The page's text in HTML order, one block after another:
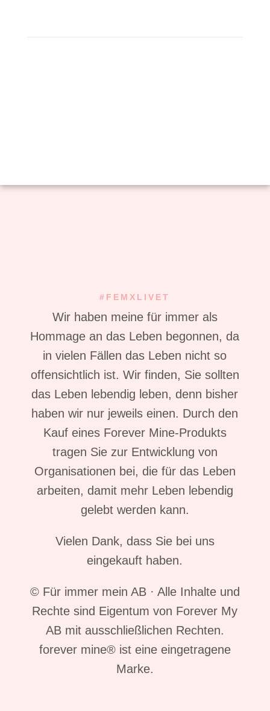
#FEMXLIVET
Wir haben meine für immer als
Hommage an das Leben begonnen, da
in vielen Fällen das Leben nicht so
offensichtlich ist. Wir finden, Sie sollten
das Leben lebendig leben, denn bisher
haben wir nur jeweils einen. Durch den
Kauf eines Forever Mine-Produkts
tragen Sie zur Entwicklung von
Organisationen bei, die für das Leben
arbeiten, damit mehr Leben lebendig
gelebt werden kann.
Vielen Dank, dass Sie bei uns
eingekauft haben.
© Für immer mein AB · Alle Inhalte und
Rechte sind Eigentum von Forever My
AB mit ausschließlichen Rechten.
forever mine® ist eine eingetragene
Marke.